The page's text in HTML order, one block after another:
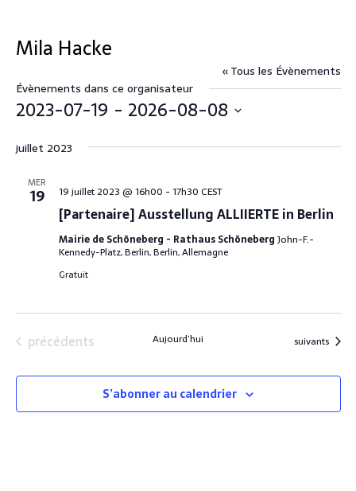
Mila Hacke
« Tous les Évènements
Évènements dans ce organisateur
2023-07-19 - 2026-08-08
é
u
e
a
juillet 2023
MER
19
[Partenaire] Ausstellung ALLIIERTE in Berlin
19 juillet 2023 @ 16h00 - 17h30 CEST
Mairie de Schöneberg - Rathaus Schöneberg John-F.-
Kennedy-Platz, Berlin, Berlin, Allemagne
Gratuit
Évènements
précédents Aujourd’hui Évènements
suivants
S’abonner au calendrier